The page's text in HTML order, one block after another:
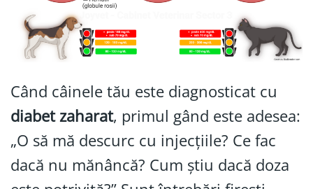
Când câinele tău este diagnosticat cu
diabet zaharat, primul gând este adesea:
„O să mă descurc cu injecțiile? Ce fac
dacă nu mănâncă? Cum știu dacă doza